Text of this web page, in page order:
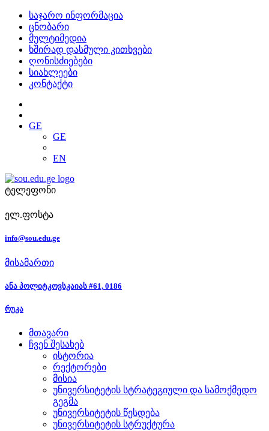
საჯარო ინფორმაცია
ცნობარი
მულტიმედია
ხშირად დასმული კითხვები
ღონისძიებები
სიახლეები
კონტაქტი
GE
GE
EN
ტელეფონი
ელ.ფოსტა
info@sou.edu.ge
მისამართი
ანა პოლიტკოვსკაიას #61, 0186
რუკა
მთავარი
ჩვენ შესახებ
ისტორია
რექტორები
მისია
უნივერსიტეტის სტრატეგიული და სამოქმედო
გეგმა
უნივერსიტეტის წესდება
უნივერსიტეტის სტრუქტურა